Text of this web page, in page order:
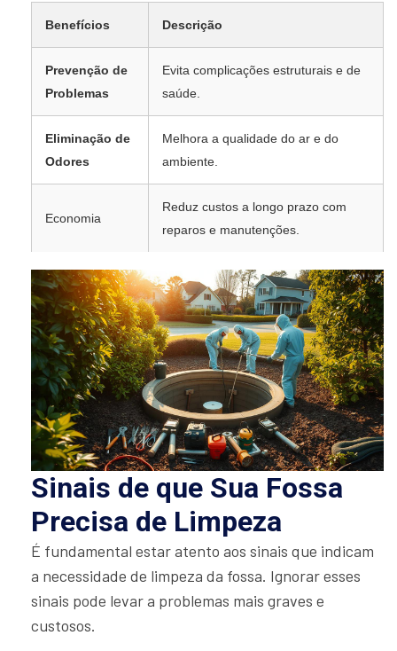
Benefícios Descrição
Prevenção de
Problemas
Evita complicações estruturais e de
saúde.
Eliminação de
Odores
Melhora a qualidade do ar e do
ambiente.
Economia
Reduz custos a longo prazo com
reparos e manutenções.
Sinais de que Sua Fossa
Precisa de Limpeza
É fundamental estar atento aos sinais que indicam
a necessidade de limpeza da fossa. Ignorar esses
sinais pode levar a problemas mais graves e
custosos.